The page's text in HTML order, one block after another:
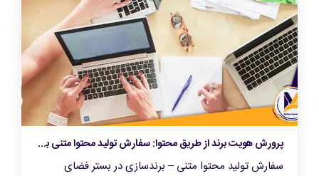
پرورش هویت برند از طریق محتوا: سفارش تولید محتوا متنی با تمرکز بر ارتباط با مخاطبان
سفارش تولید محتوا متنی – برندسازی در بستر فضای